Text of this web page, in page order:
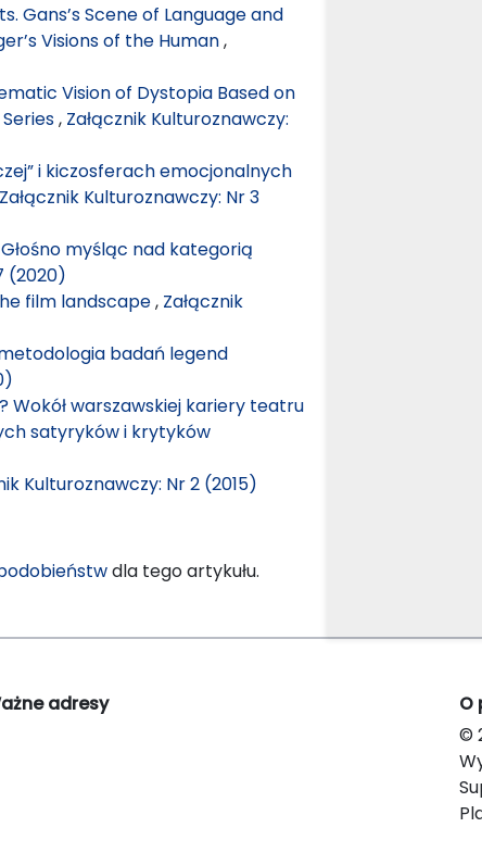
Gans’s Scene of Language and
Visions of the Human,
Vision of Dystopia Based on
, Załącznik Kulturoznawczy:
i kiczosferach emocjonalnych
Załącznik Kulturoznawczy: Nr 3
myśląc nad kategorią
(2020)
film landscape, Załącznik
badań legend
Wokół warszawskiej kariery teatru
satyryków i krytyków
Kulturoznawczy: Nr 2 (2015)
dla tego artykułu.
adresy
O
©